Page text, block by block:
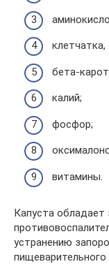
клетчатка,
бета-
калий;
фосфор;
витамины.
Капуста
устранению